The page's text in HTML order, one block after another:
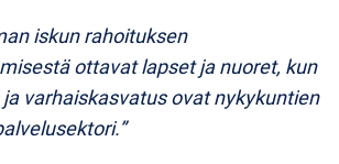
iskun rahoituksen
ottavat lapset ja nuoret, kun
varhaiskasvatus ovat nykykuntien